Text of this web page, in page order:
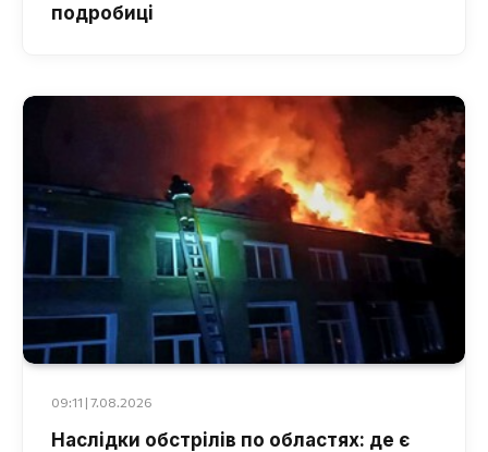
подробиці
09:11 | 7.08.2026
Наслідки обстрілів по областях: де є